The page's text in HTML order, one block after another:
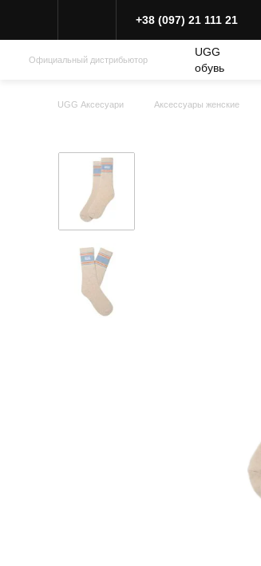
+38 (097) 21 111 21
Официальный дистрибьютор
UGG
обувь
UGG Аксесуари Аксессуары женские